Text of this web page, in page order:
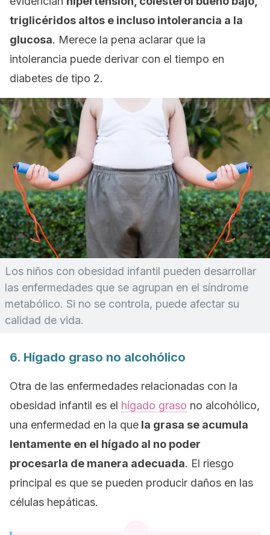
triglicéridos altos e incluso intolerancia a la
glucosa. Merece la pena aclarar que la
intolerancia puede derivar con el tiempo en
diabetes de tipo 2.
Los niños con obesidad infantil pueden desarrollar
las enfermedades que se agrupan en el síndrome
metabólico. Si no se controla, puede afectar su
calidad de vida.
6. Hígado graso no alcohólico
Otra de las enfermedades relacionadas con la
obesidad infantil es el hígado graso no alcohólico,
una enfermedad en la que la grasa se acumula
lentamente en el hígado al no poder
procesarla de manera adecuada. El riesgo
principal es que se pueden producir daños en las
células hepáticas.